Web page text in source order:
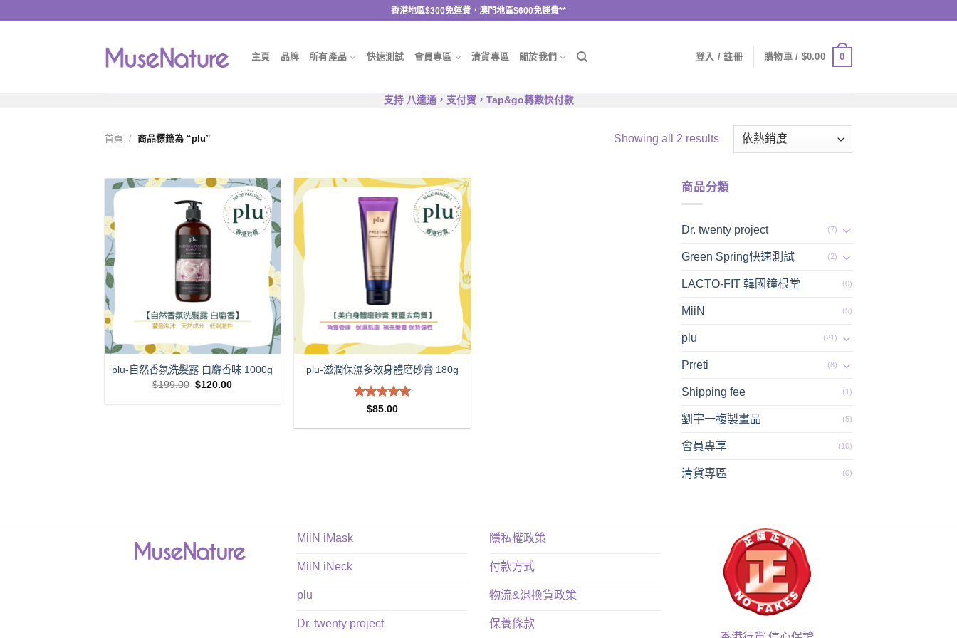
香港地區$300免運費，澳門地區$600免運費**
主頁 品牌 所有產品 快速測試 會員專區 清貨專區 關於我們 登入 / 註冊 購物車 / $0.00 0
支持 八達通，支付寶，Tap&go轉數快付款
首頁 / 商品標籤為 “plu” Showing all 2 results
plu-自然香氛洗髮露 白麝香味 1000g
$199.00 Original
was:
$120.00Current
is:
plu-滋潤保濕多效身體磨砂膏 180g
評分5.00
$85.00
商品分類
Dr. twenty project (7)
Green Spring快速測試 (2)
LACTO-FIT 韓國鐘根堂 (0)
MiiN (5)
plu (21)
Prreti (8)
Shipping fee (1)
劉宇一複製畫品 (5)
會員專享 (10)
清貨專區 (0)
MiiN iMask
MiiN iNeck
plu
Dr. twenty project
隱私權政策
付款方式
物流&退換貨政策
保養條款